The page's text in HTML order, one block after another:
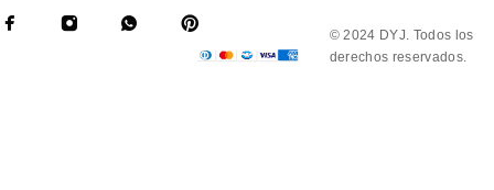
© 2024 DYJ. Todos los
derechos reservados.